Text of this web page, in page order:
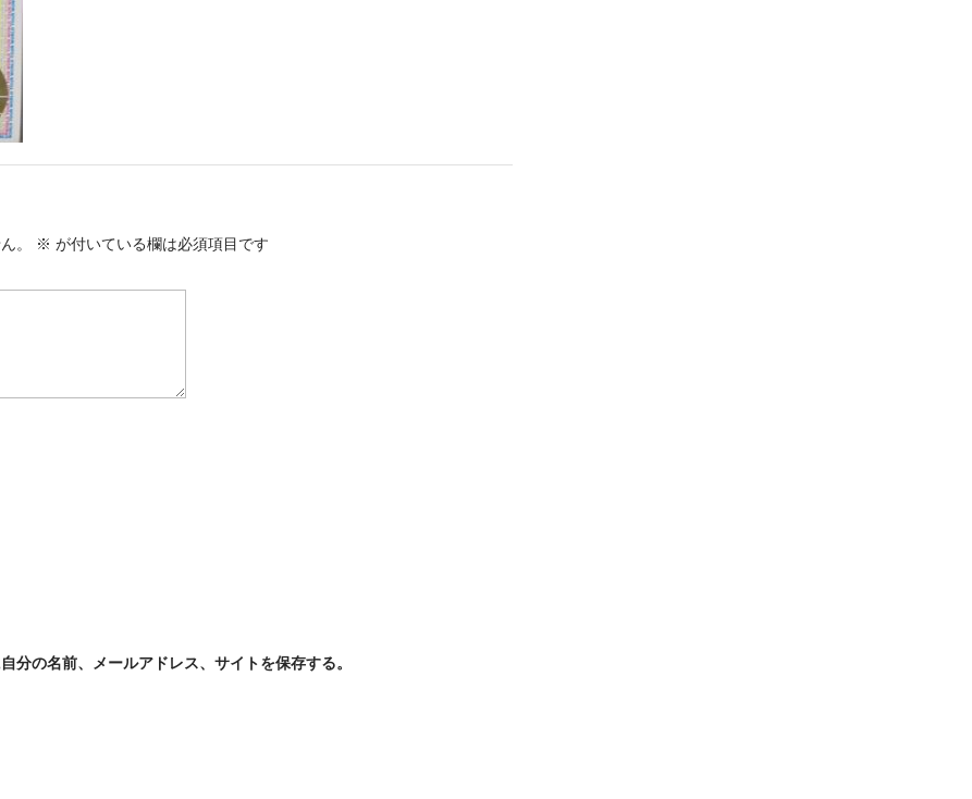
。
※ が付いている欄は必須項目です
分の名前、メールアドレス、サイトを保存する。